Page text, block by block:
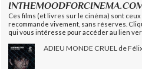
Ces films (et livres sur le cinéma) sont
recommande vivement, sans réserves.
qui vous intéresse pour accéder au lien
ADIEU MONDE CRUEL de